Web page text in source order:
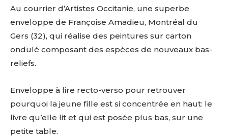
Au courrier d’Artistes Occitanie, une superbe
enveloppe de Françoise Amadieu, Montréal du
Gers (32), qui réalise des peintures sur carton
ondulé composant des espèces de nouveaux bas-
reliefs.
Enveloppe à lire recto-verso pour retrouver
pourquoi la jeune fille est si concentrée en haut: le
livre qu’elle lit et qui est posée plus bas, sur une
petite table.